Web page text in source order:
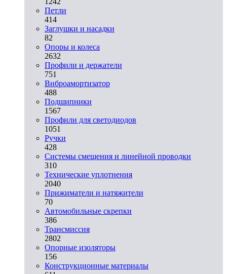
Петли
414
Заглушки и насадки
82
Опоры и колеса
2632
Профили и держатели
751
Виброамортизатор
488
Подшипники
1567
Профили для светодиодов
1051
Ручки
428
Системы смещения и линейной проводки
310
Технические уплотнения
2040
Прижиматели и натяжители
70
Автомобильные скрепки
386
Трансмиссия
2802
Опорные изоляторы
156
Конструкционные материалы